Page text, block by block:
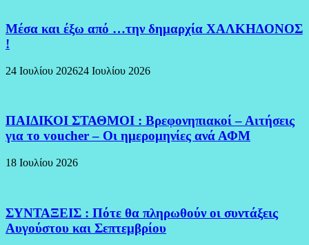
Μέσα και έξω από …την δημαρχία ΧΑΛΚΗΔΟΝΟΣ
!
24 Ιουλίου 202624 Ιουλίου 2026
ΠΑΙΔΙΚΟΙ ΣΤΑΘΜΟΙ : Βρεφονηπιακοί – Αιτήσεις
για το voucher – Οι ημερομηνίες ανά ΑΦΜ
18 Ιουλίου 2026
ΣΥΝΤΑΞΕΙΣ : Πότε θα πληρωθούν οι συντάξεις
Αυγούστου και Σεπτεμβρίου